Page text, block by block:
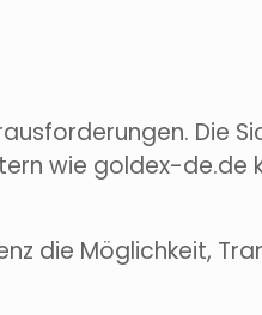
Die
wie goldex-de.de
die Möglichkeit,